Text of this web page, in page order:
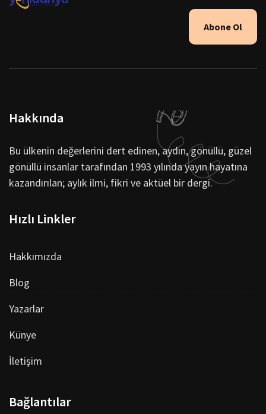
Abone Ol
Hakkında
Bu ülkenin değerlerini dert edinen, aydın, gönüllü, güzel
gönüllü insanlar tarafından 1993 yılında yayın hayatına
kazandırılan; aylık ilmi, fikri ve aktüel bir dergi.
Hızlı Linkler
Hakkımızda
Blog
Yazarlar
Künye
İletişim
Bağlantılar